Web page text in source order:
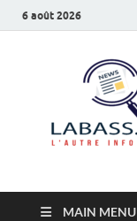
6 août 2026
MAIN MENU